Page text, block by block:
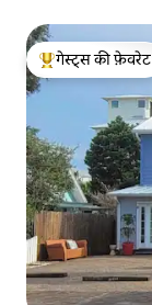
गेस्ट्स का टॉप
गेस्ट्स की फ़ेवरेट